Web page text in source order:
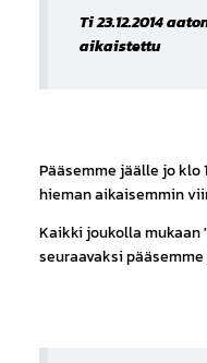
Ti 23.12.2014
aikaistettu
Pääsemme jäälle jo klo
hieman aikaisemmin
Kaikki joukolla mukaan
seuraavaksi pääsemme